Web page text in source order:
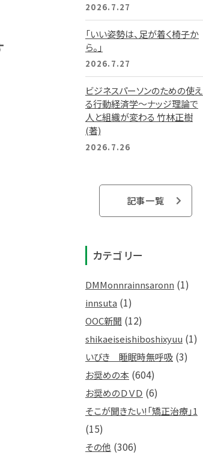
2026.7.27
「いい姿勢は、足が着く椅子か
ら。」
2026.7.27
ビジネスパーソンのための使え
る行動経済学～ナッジ理論で
人と組織が変わる 竹林正樹
(著)
2026.7.26
記事一覧
カテゴリー
DMMonnrainnsaronn (1)
innsuta (1)
OOC新聞 (12)
shikaeiseishiboshixyuu (1)
いびき 睡眠時無呼吸 (3)
お奨めの本 (604)
お奨めのＤＶＤ (6)
そこが聞きたい!「矯正治療」1
(15)
その他 (306)